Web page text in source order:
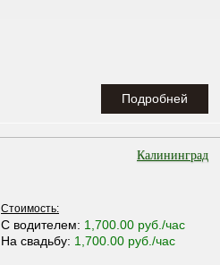
Подробней
Калининград
Стоимость:
С водителем: 1,700.00 руб./час
На свадьбу: 1,700.00 руб./час